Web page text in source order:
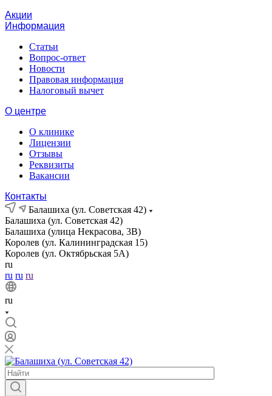
Акции
Информация
Статьи
Вопрос-ответ
Новости
Правовая информация
Налоговый вычет
О центре
О клинике
Лицензии
Отзывы
Реквизиты
Вакансии
Контакты
Балашиха (ул. Советская 42)
Балашиха (ул. Советская 42)
Балашиха (улица Некрасова, 3В)
Королев (ул. Калининградская 15)
Королев (ул. Октябрьская 5А)
ru
ru ru ru
ru